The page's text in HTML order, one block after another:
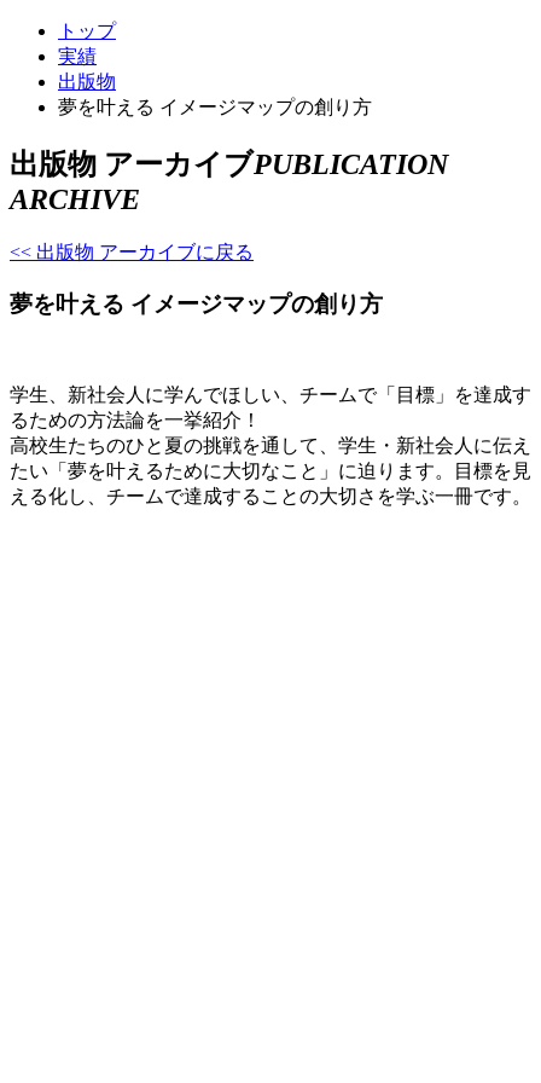
トップ
実績
出版物
夢を叶える イメージマップの創り方
出版物 アーカイブPUBLICATION
ARCHIVE
<< 出版物 アーカイブに戻る
夢を叶える イメージマップの創り方
学生、新社会人に学んでほしい、チームで「目標」を達成す
るための方法論を一挙紹介！
高校生たちのひと夏の挑戦を通して、学生・新社会人に伝え
たい「夢を叶えるために大切なこと」に迫ります。目標を見
える化し、チームで達成することの大切さを学ぶ一冊です。